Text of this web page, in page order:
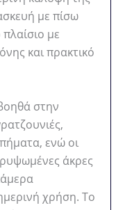
με πίσω
με
και πρακτικό
στην
ενώ οι
άκρες
χρήση. Το